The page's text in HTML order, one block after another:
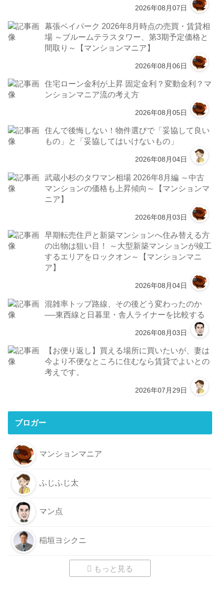
2026年08月07日
幕張ベイパーク 2026年8月時点の売買・賃貸相
場 ～ブルームテラスタワー、第3期予定価格と
間取り～【マンションマニア】
2026年08月06日
住宅ローン金利が上昇 固定金利？変動金利？マ
ンションマニア流の考え方
2026年08月05日
住んで後悔しない！物件選びで「妥協して良い
もの」と「妥協してはいけないもの」
2026年08月04日
武蔵小杉のタワマン相場 2026年8月編 ～中古
マンションの価格も上昇傾向～【マンションマ
ニア】
2026年08月03日
早期転売住戸と新築マンションへ住み替える方
の出物は狙い目！ ～大型新築マンションが竣工
するエリアをロックオン～【マンションマニ
ア】
2026年08月04日
混雑率トップ路線、その後どう変わったのか
──東西線と日暮里・舎人ライナーを比較する
2026年08月03日
【お便り返し】買える場所に買いたいが、妻は
今より不便なところに住むなら賃貸でよいとの
考えです。
2026年07月29日
ブロガー
マンションマニア
ふじふじ太
マン点
稲垣ヨシクニ
もっと見る